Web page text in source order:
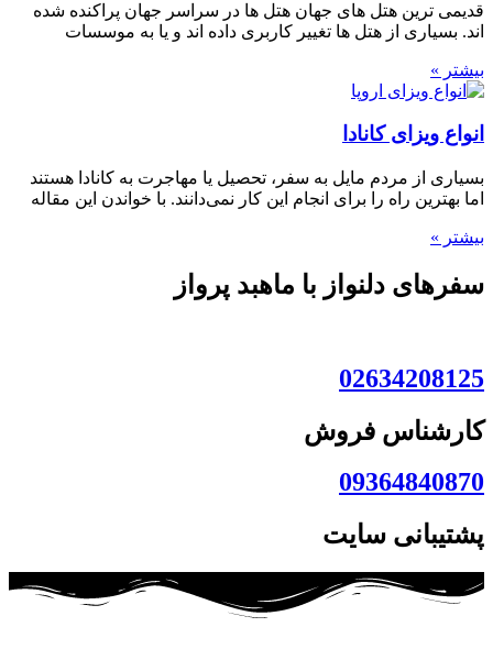
قدیمی ترین هتل های جهان هتل ها در سراسر جهان پراکنده شده
اند. بسیاری از هتل ها تغییر کاربری داده اند و یا به موسسات
بیشتر »
انواع ویزای کانادا
بسیاری از مردم مایل به سفر، تحصیل یا مهاجرت به کانادا هستند
اما بهترین راه را برای انجام این کار نمی‌دانند. با خواندن این مقاله
بیشتر »
سفرهای دلنواز با ماهبد پرواز
02634208125
کارشناس فروش
09364840870
پشتیبانی سایت